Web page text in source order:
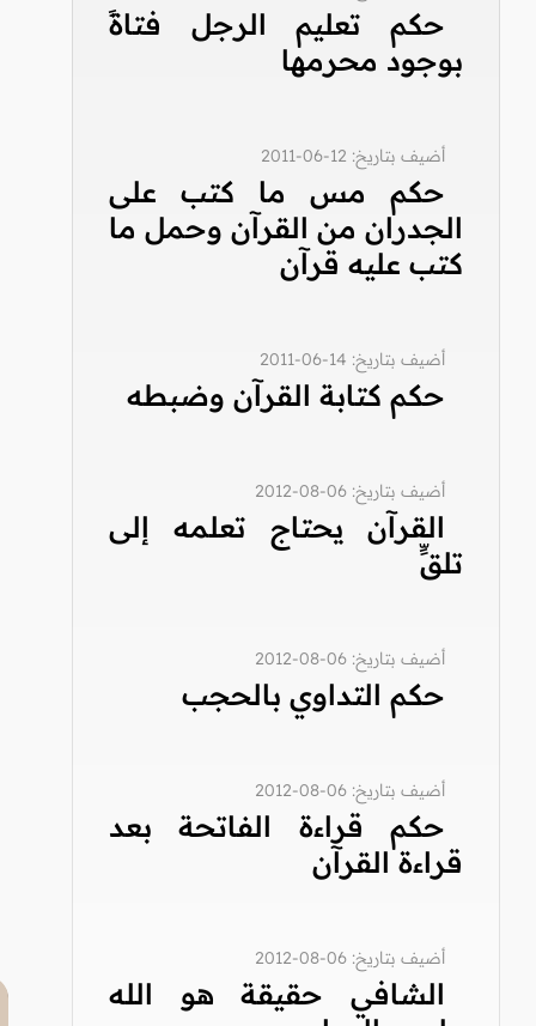
حكم تعليم الرجل فتاةً
بوجود محرمها
أضيف بتاريخ: 12-06-2011
حكم مس ما كتب على
الجدران من القرآن وحمل ما
كتب عليه قرآن
أضيف بتاريخ: 14-06-2011
حكم كتابة القرآن وضبطه
أضيف بتاريخ: 06-08-2012
القرآن يحتاج تعلمه إلى
تلقٍّ
أضيف بتاريخ: 06-08-2012
حكم التداوي بالحجب
أضيف بتاريخ: 06-08-2012
حكم قراءة الفاتحة بعد
قراءة القرآن
أضيف بتاريخ: 06-08-2012
الشافي حقيقة هو الله